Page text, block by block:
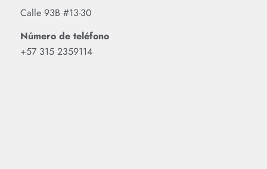
Calle 93B #13-30
Número de teléfono
‪+57 315 2359114‬